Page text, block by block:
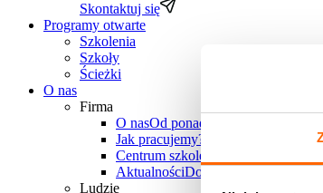
Skontaktuj się
Programy otwarte
Szkolenia
Szkoły
Ścieżki
O nas
Firma
O nasOd ponad 30 lat wspieramy
Jak pracujemy?
Poznaj unikalne
Centrum szkoleniowe
AktualnościDowiedz się, co u nas
Ludzie